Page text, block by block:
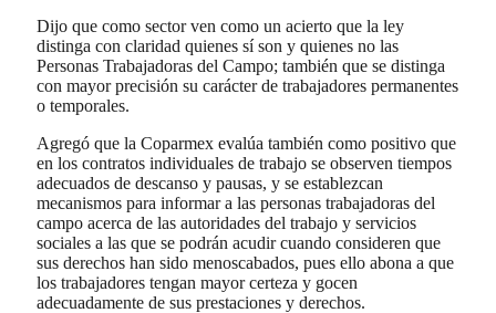
Dijo que como sector ven como un acierto que la ley
distinga con claridad quienes sí son y quienes no las
Personas Trabajadoras del Campo; también que se distinga
con mayor precisión su carácter de trabajadores permanentes
o temporales.
Agregó que la Coparmex evalúa también como positivo que
en los contratos individuales de trabajo se observen tiempos
adecuados de descanso y pausas, y se establezcan
mecanismos para informar a las personas trabajadoras del
campo acerca de las autoridades del trabajo y servicios
sociales a las que se podrán acudir cuando consideren que
sus derechos han sido menoscabados, pues ello abona a que
los trabajadores tengan mayor certeza y gocen
adecuadamente de sus prestaciones y derechos.